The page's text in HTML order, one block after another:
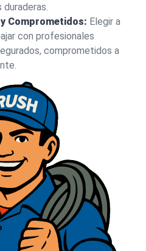
Comprometidos: Elegir a
con profesionales
comprometidos a